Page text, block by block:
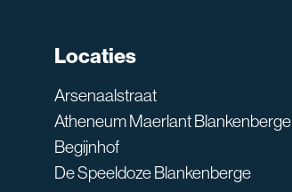
Locaties
Arsenaalstraat
Atheneum Maerlant Blankenberge
Begijnhof
De Speeldoze Blankenberge
SNT assistent